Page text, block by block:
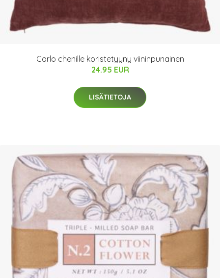
Carlo chenille koristetyyny viininpunainen
24.95 EUR
LISÄTIETOJA